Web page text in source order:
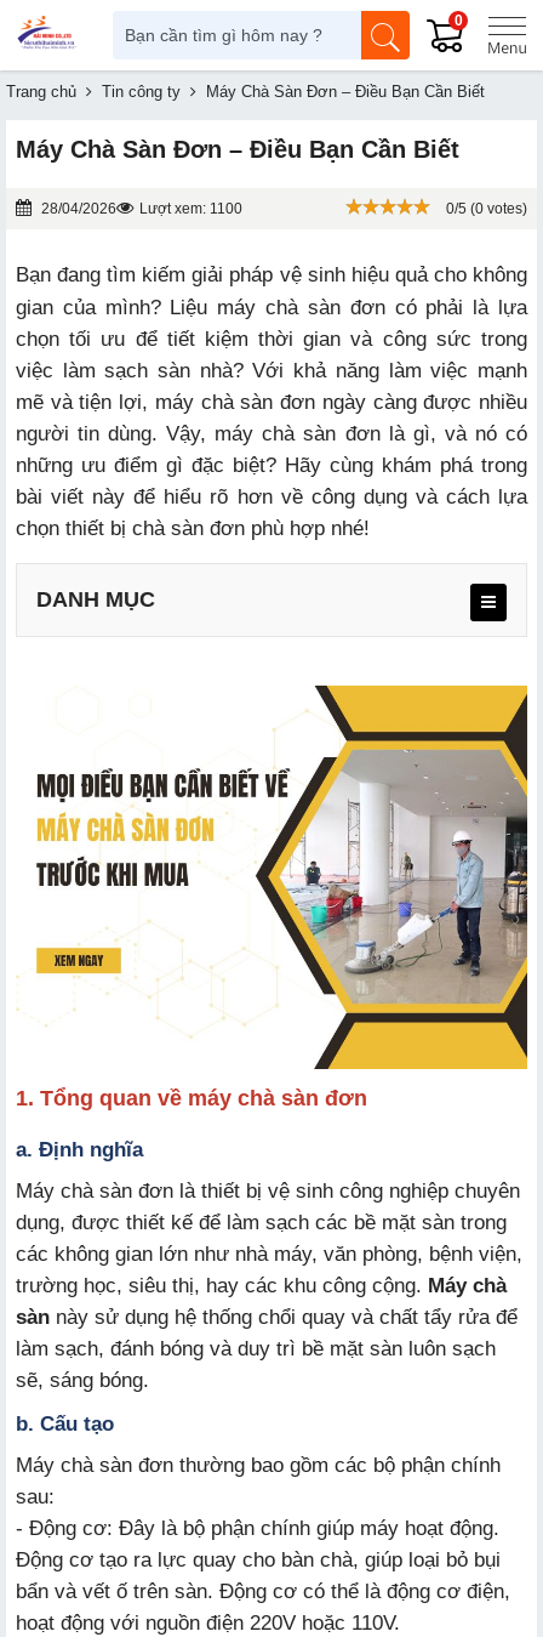
0
Trang chủ Tin công ty Máy Chà Sàn Đơn – Điều Bạn Cần Biết
Máy Chà Sàn Đơn – Điều Bạn Cần Biết
28/04/2026 Lượt xem: 1100 0/5 (0 votes)
Bạn đang tìm kiếm giải pháp vệ sinh hiệu quả cho không
gian của mình? Liệu máy chà sàn đơn có phải là lựa
chọn tối ưu để tiết kiệm thời gian và công sức trong
việc làm sạch sàn nhà? Với khả năng làm việc mạnh
mẽ và tiện lợi, máy chà sàn đơn ngày càng được nhiều
người tin dùng. Vậy, máy chà sàn đơn là gì, và nó có
những ưu điểm gì đặc biệt? Hãy cùng khám phá trong
bài viết này để hiểu rõ hơn về công dụng và cách lựa
chọn thiết bị chà sàn đơn phù hợp nhé!
DANH MỤC
c. Nguyên lý hoạt động máy chà sàn đơn
1. Tổng quan về máy chà sàn đơn
a. Định nghĩa
Máy chà sàn đơn là thiết bị vệ sinh công nghiệp chuyên
dụng, được thiết kế để làm sạch các bề mặt sàn trong
các không gian lớn như nhà máy, văn phòng, bệnh viện,
trường học, siêu thị, hay các khu công cộng. Máy chà
sàn này sử dụng hệ thống chổi quay và chất tẩy rửa để
làm sạch, đánh bóng và duy trì bề mặt sàn luôn sạch
sẽ, sáng bóng.
b. Cấu tạo
Máy chà sàn đơn thường bao gồm các bộ phận chính
sau:
- Động cơ: Đây là bộ phận chính giúp máy hoạt động.
Động cơ tạo ra lực quay cho bàn chà, giúp loại bỏ bụi
bẩn và vết ố trên sàn. Động cơ có thể là động cơ điện,
hoạt động với nguồn điện 220V hoặc 110V.